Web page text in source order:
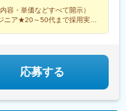
容・単価などすべて開示）
ア★20～50代まで採用実績
応募する